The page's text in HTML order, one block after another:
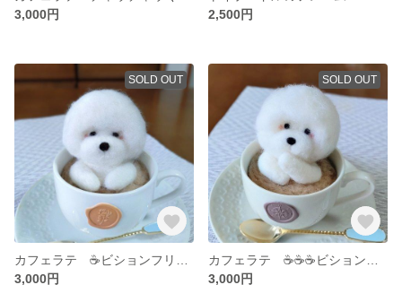
3,000円
2,500円
SOLD OUT
3,000円
SOLD OUT
3,000円